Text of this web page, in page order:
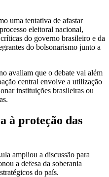
uma tentativa de afastar
eleitoral nacional,
do governo brasileiro e da
do bolsonarismo junto a
avaliam que o debate vai além
central envolve a utilização
instituições brasileiras ou
à proteção das
ampliou a discussão para
a defesa da soberania
do país.